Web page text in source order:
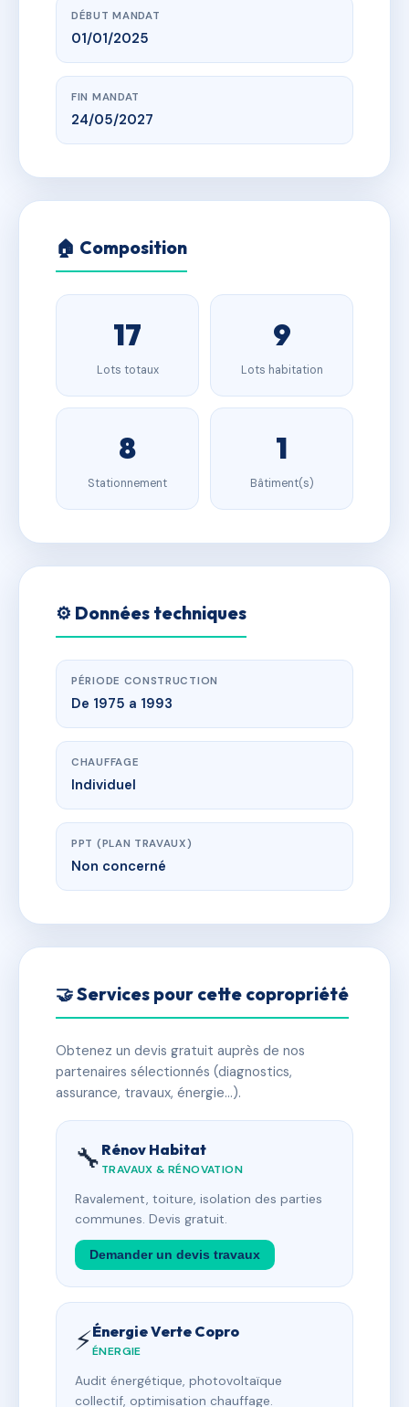
DÉBUT MANDAT
01/01/2025
FIN MANDAT
24/05/2027
🏠 Composition
17
Lots totaux
9
Lots habitation
8
Stationnement
1
Bâtiment(s)
⚙️ Données techniques
PÉRIODE CONSTRUCTION
De 1975 a 1993
CHAUFFAGE
Individuel
PPT (PLAN TRAVAUX)
Non concerné
🤝 Services pour cette copropriété
Obtenez un devis gratuit auprès de nos
partenaires sélectionnés (diagnostics,
assurance, travaux, énergie…).
🔧 Rénov Habitat
TRAVAUX & RÉNOVATION
Ravalement, toiture, isolation des parties
communes. Devis gratuit.
Demander un devis travaux
⚡Énergie Verte Copro
ÉNERGIE
Audit énergétique, photovoltaïque
collectif, optimisation chauffage.